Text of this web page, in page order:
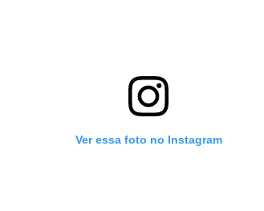
Ver essa foto no Instagram